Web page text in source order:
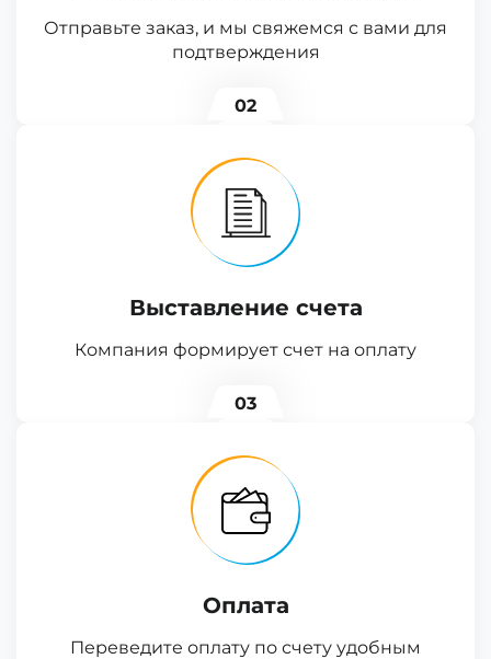
Отправьте заказ, и мы свяжемся с вами для
подтверждения
02
Выставление счета
Компания формирует счет на оплату
03
Оплата
Переведите оплату по счету удобным